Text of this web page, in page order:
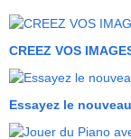
CREEZ VOS
Essayez le